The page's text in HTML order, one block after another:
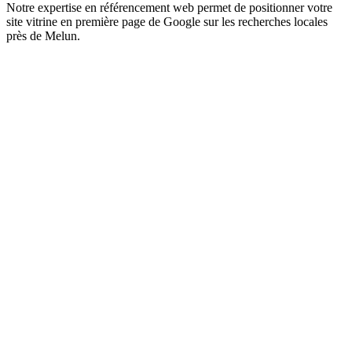
Notre expertise en référencement web permet de positionner votre
site vitrine en première page de Google sur les recherches locales
près de Melun.